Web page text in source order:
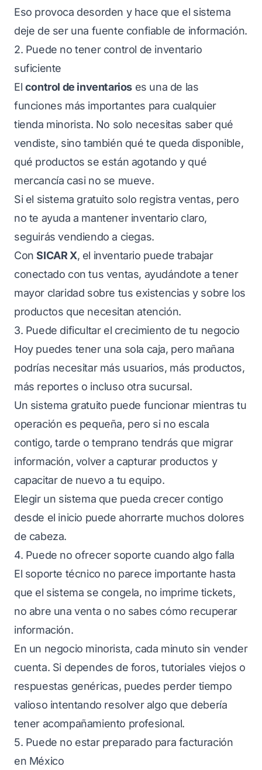
Eso provoca desorden y hace que el sistema
deje de ser una fuente confiable de información.
2. Puede no tener control de inventario
suficiente
El control de inventarios es una de las
funciones más importantes para cualquier
tienda minorista. No solo necesitas saber qué
vendiste, sino también qué te queda disponible,
qué productos se están agotando y qué
mercancía casi no se mueve.
Si el sistema gratuito solo registra ventas, pero
no te ayuda a mantener inventario claro,
seguirás vendiendo a ciegas.
ConSICAR X, el inventario puede trabajar
conectado con tus ventas, ayudándote a tener
mayor claridad sobre tus existencias y sobre los
productos que necesitan atención.
3. Puede dificultar el crecimiento de tu negocio
Hoy puedes tener una sola caja, pero mañana
podrías necesitar más usuarios, más productos,
más reportes o incluso otra sucursal.
Un sistema gratuito puede funcionar mientras tu
operación es pequeña, pero si no escala
contigo, tarde o temprano tendrás que migrar
información, volver a capturar productos y
capacitar de nuevo a tu equipo.
Elegir un sistema que pueda crecer contigo
desde el inicio puede ahorrarte muchos dolores
de cabeza.
4. Puede no ofrecer soporte cuando algo falla
El soporte técnico no parece importante hasta
que el sistema se congela, no imprime tickets,
no abre una venta o no sabes cómo recuperar
información.
En un negocio minorista, cada minuto sin vender
cuenta. Si dependes de foros, tutoriales viejos o
respuestas genéricas, puedes perder tiempo
valioso intentando resolver algo que debería
tener acompañamiento profesional.
5. Puede no estar preparado para facturación
en México